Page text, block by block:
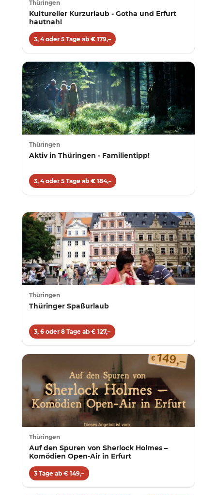
Thüringen
Kultureller Kurzurlaub - Gotha und Erfurt
hautnah!
3, 4 oder 5 Tage ab € 179,–
Thüringen
Aktiv in Thüringen - Familientipp!
3, 4 oder 5 Tage ab € 184,–
Thüringen
Thüringer Spaßurlaub
3, 6 oder 8 Tage ab € 127,–
Thüringen
Auf den Spuren von Sherlock Holmes –
Komödien Open-Air in Erfurt
3 Tage ab € 149,–